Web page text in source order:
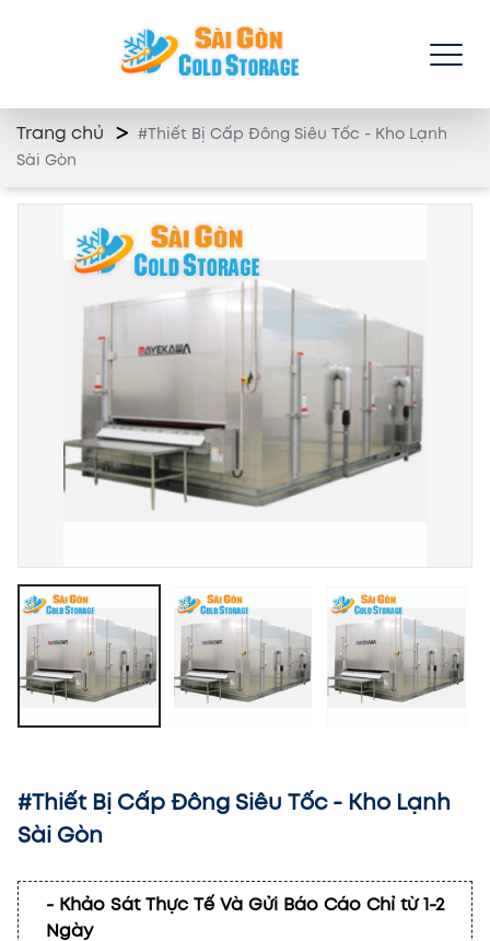
Trang chủ
#Thiết Bị Cấp Đông Siêu Tốc - Kho Lạnh
Sài Gòn
#Thiết Bị Cấp Đông Siêu Tốc - Kho Lạnh
Sài Gòn
- Khảo Sát Thực Tế Và Gửi Báo Cáo Chỉ từ 1-2
Ngày